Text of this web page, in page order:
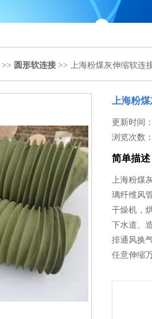
>> 圆形软连接 >> 上海粉煤灰伸缩软连
上海粉
更新时间
浏览次数
简单描述
上海粉煤
璃纤维风
干燥机，
下水道、
排通风换
任意伸缩